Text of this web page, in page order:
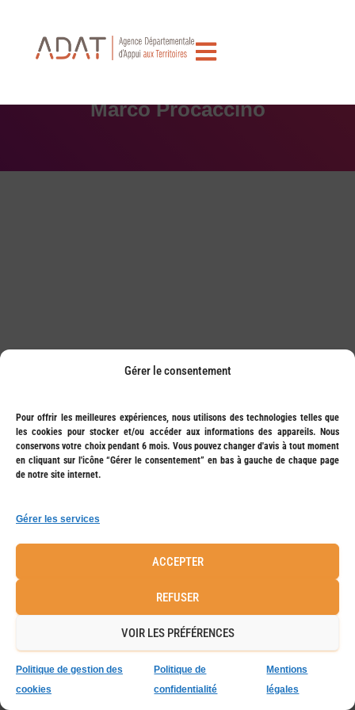
Ouvrir la barre d’outils
Gérer le consentement
Pour offrir les meilleures expériences, nous utilisons des technologies telles que
les cookies pour stocker et/ou accéder aux informations des appareils. Nous
conservons votre choix pendant 6 mois. Vous pouvez changer d'avis à tout moment
en cliquant sur l'icône “Gérer le consentement” en bas à gauche de chaque page
de notre site internet.
Gérer les services
ACCEPTER
REFUSER
VOIR LES PRÉFÉRENCES
Politique de gestion des
cookies
Politique de
confidentialité
Mentions
légales
Marco Procaccino